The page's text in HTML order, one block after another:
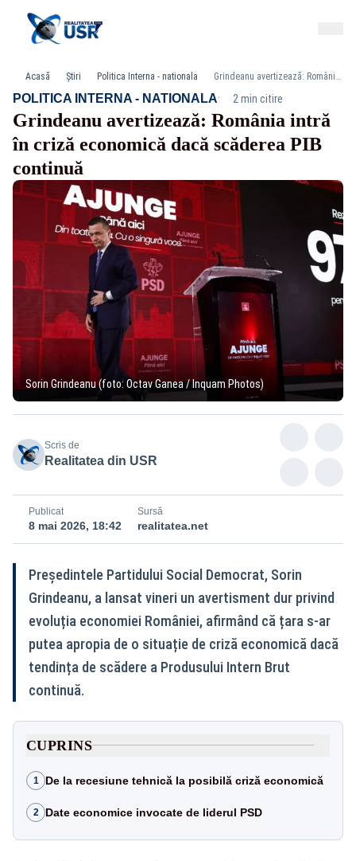
Acasă Știri Politica Interna - nationala Grindeanu avertizează: România intră în criză economică dacă scăderea PIB continuă
POLITICA INTERNA - NATIONALA· 2 min citire
Grindeanu avertizează: România intră
în criză economică dacă scăderea PIB
continuă
Sorin Grindeanu (foto: Octav Ganea / Inquam Photos)
Scris de
Realitatea din USR
Publicat
8 mai 2026, 18:42
Sursă
realitatea.net
Președintele Partidului Social Democrat, Sorin
Grindeanu, a lansat vineri un avertisment dur privind
evoluția economiei României, afirmând că țara s-ar
putea apropia de o situație de criză economică dacă
tendința de scădere a Produsului Intern Brut
continuă.
CUPRINS
1 De la recesiune tehnică la posibilă criză economică
2 Date economice invocate de liderul PSD